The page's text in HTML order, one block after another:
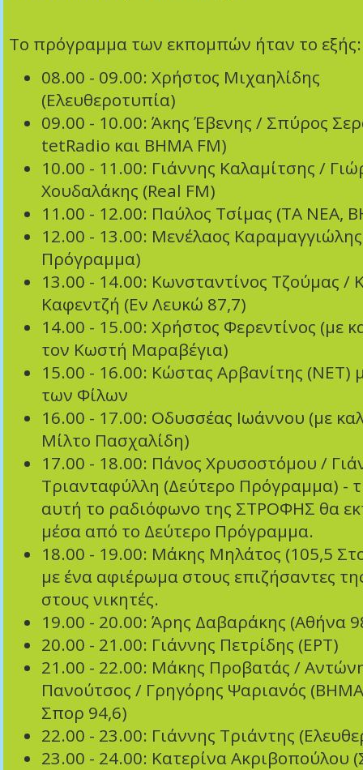
Το πρόγραμμα των εκπομπών ήταν το εξής:
08.00 - 09.00: Χρήστος Μιχαηλίδης
(Ελευθεροτυπία)
09.00 - 10.00: Άκης Έβενης / Σπύρος
tetRadio και ΒΗΜΑ FM)
10.00 - 11.00: Γιάννης Καλαμίτσης /
Χουδαλάκης (Real FM)
11.00 - 12.00: Παύλος Τσίμας (ΤΑ ΝΕΑ,
12.00 - 13.00: Mενέλαος
Πρόγραμμα)
13.00 - 14.00: Κωνσταντίνος Τζούμας /
Καφεντζή (Εν Λευκώ 87,7)
14.00 - 15.00: Χρήστος Φερεντίνος (με
τον Κωστή Μαραβέγια)
15.00 - 16.00: Κώστας Αρβανίτης (ΝΕΤ)
των Φίλων
16.00 - 17.00: Οδυσσέας Ιωάννου (με
Μίλτο Πασχαλίδη)
17.00 - 18.00: Πάνος Χρυσοστόμου /
Τριανταφύλλη (Δεύτερο Πρόγραμμα) -
αυτή το ραδιόφωνο της ΣΤΡΟΦΗΣ θα
μέσα από το Δεύτερο Πρόγραμμα.
18.00 - 19.00: Μάκης Μηλάτος (105,5
με ένα αφιέρωμα στους επιζήσαντες
στους νικητές.
19.00 - 20.00: Άρης Δαβαράκης (Αθήνα
20.00 - 21.00: Γιάννης Πετρίδης (ΕΡΤ)
21.00 - 22.00: Μάκης Προβατάς /
Πανούτσος / Γρηγόρης Ψαριανός (ΒΗΜΑ
Σπορ 94,6)
22.00 - 23.00: Γιάννης Τριάντης
23.00 - 24.00: Κατερίνα Ακριβοπούλου